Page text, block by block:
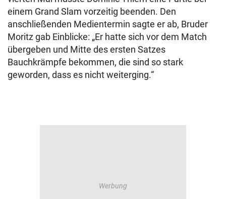
einem Grand Slam vorzeitig beenden. Den
anschließenden Medientermin sagte er ab, Bruder
Moritz gab Einblicke: „Er hatte sich vor dem Match
übergeben und Mitte des ersten Satzes
Bauchkrämpfe bekommen, die sind so stark
geworden, dass es nicht weiterging.“